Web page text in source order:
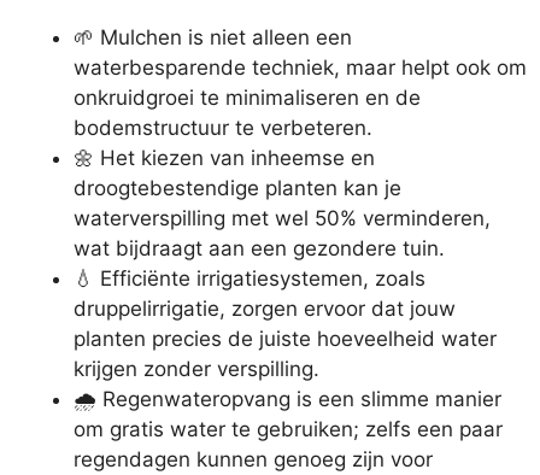
🌱 Mulchen is niet alleen een
waterbesparende techniek, maar helpt ook om
onkruidgroei te minimaliseren en de
bodemstructuur te verbeteren.
🌼 Het kiezen van inheemse en
droogtebestendige planten kan je
waterverspilling met wel 50% verminderen,
wat bijdraagt aan een gezondere tuin.
💧 Efficiënte irrigatiesystemen, zoals
druppelirrigatie, zorgen ervoor dat jouw
planten precies de juiste hoeveelheid water
krijgen zonder verspilling.
🌧️ Regenwateropvang is een slimme manier
om gratis water te gebruiken; zelfs een paar
regendagen kunnen genoeg zijn voor